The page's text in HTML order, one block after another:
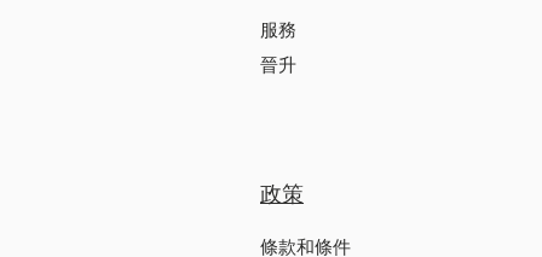
服務
晉升
政策
條款和條件